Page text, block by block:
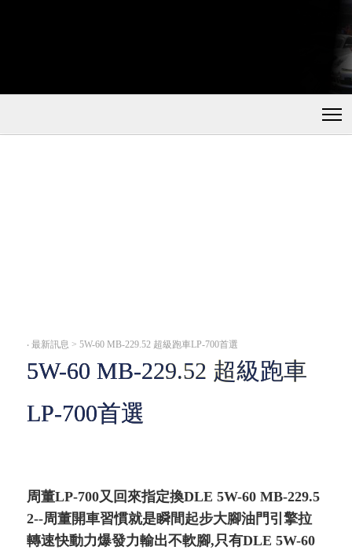
‧最新訊息 > 5W-60 MB-229.52 超級跑車LP-700首選
5W-60 MB-229.52 超級跑車
LP-700首選
周董LP-700又回來指定換DLE 5W-60 MB-229.5
2--周董開車習慣就是瞬間起步大腳油門引擎拉
轉速快動力爆發力輸出不軟腳,只有DLE 5W-60